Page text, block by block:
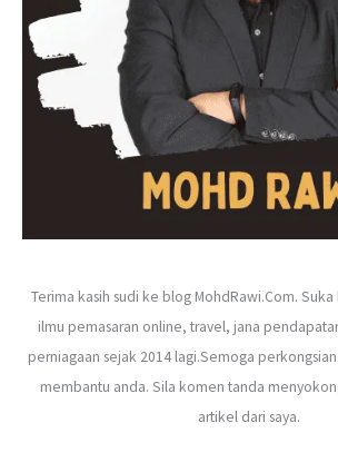
Terima kasih sudi ke blog MohdRawi.Com.
ilmu pemasaran online, travel, jana
perniagaan sejak 2014 lagi.Semoga
membantu anda. Sila komen tanda
artikel dari saya.